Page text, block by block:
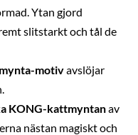
Ytan gjord
slitstarkt och tål de
motivavslöjar
KONG-kattmyntanav
nästan magiskt och